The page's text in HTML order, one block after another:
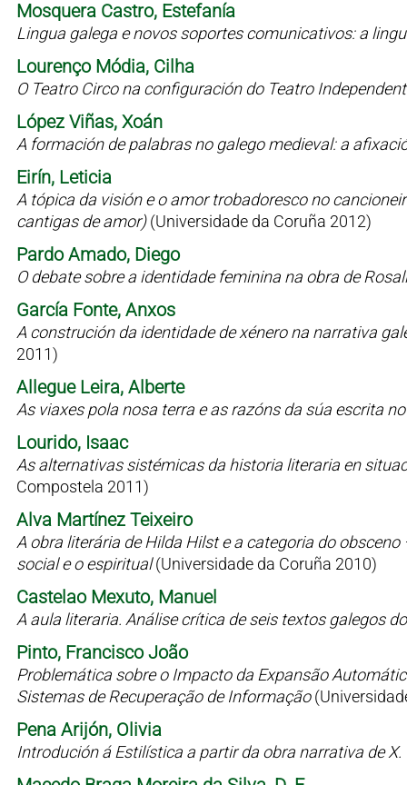
Mosquera Castro, Estefanía
Lingua galega e novos soportes comunicativos: a
Lourenço Módia, Cilha
O Teatro Circo na configuración do Teatro
López Viñas, Xoán
A formación de palabras no galego medieval: a
Eirín, Leticia
A tópica da visión e o amor trobadoresco no
cantigas de amor)(Universidade da Coruña 2012)
Pardo Amado, Diego
O debate sobre a identidade feminina na obra de
García Fonte, Anxos
A construción da identidade de xénero na narrativa
2011)
Allegue Leira, Alberte
As viaxes pola nosa terra e as razóns da súa escrita
Lourido, Isaac
As alternativas sistémicas da historia literaria en
Compostela 2011)
Alva Martínez Teixeiro
A obra literária de Hilda Hilst e a categoria do
social e o espiritual(Universidade da Coruña 2010)
Castelao Mexuto, Manuel
A aula literaria. Análise crítica de seis textos galegos
Pinto, Francisco João
Problemática sobre o Impacto da Expansão
Sistemas de Recuperação de Informação
Pena Arijón, Olivia
Introdución á Estilística a partir da obra narrativa de X.